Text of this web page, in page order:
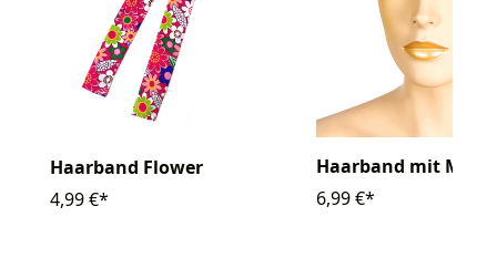
Haarband Flower
4,99 €*
Haarband mit
6,99 €*